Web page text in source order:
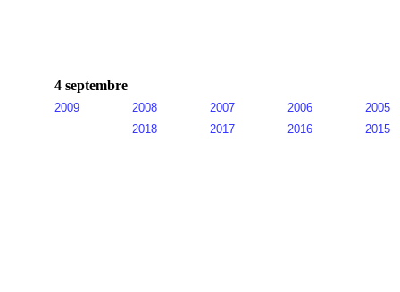
4 septembre
2009 2008 2007 2006
2005
2018
2017 2016 2015